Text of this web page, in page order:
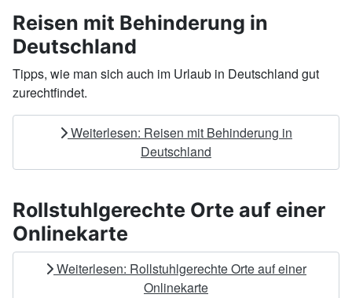
Reisen mit Behinderung in
Deutschland
Tipps, wie man sich auch im Urlaub in Deutschland gut
zurechtfindet.
Weiterlesen: Reisen mit Behinderung in
Deutschland
Rollstuhlgerechte Orte auf einer
Onlinekarte
Weiterlesen: Rollstuhlgerechte Orte auf einer
Onlinekarte